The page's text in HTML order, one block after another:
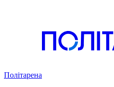
Політарена